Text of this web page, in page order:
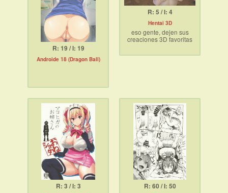
R: 19 / I: 19
Androide 18 (Dragon Ball)
R: 5 / I: 4
Hentai 3D
eso gente, dejen sus
creaciones 3D favoritas
R: 3 / I: 3 R: 60 / I: 50